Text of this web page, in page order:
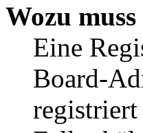
Wozu
Eine
Board-
registriert